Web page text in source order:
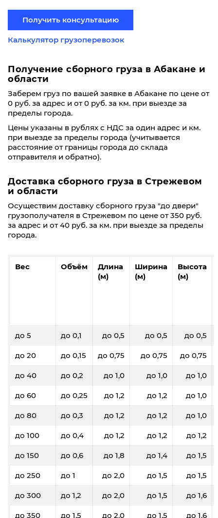
Получить консультацию
Калькулятор грузоперевозок
Получение сборного груза в Абакане и
области
Заберем груз по вашей заявке в Абакане по цене от
0 руб. за адрес и от 0 руб. за км. при выезде за
пределы города.
Цены указаны в рублях с НДС за один адрес и км.
при выезде за пределы города (учитывается
расстояние от границы города до склада
отправителя и обратно).
Доставка сборного груза в Стрежевом
и области
Осуществим доставку сборного груза "до двери"
грузополучателя в Стрежевом по цене от 350 руб.
за адрес и от 40 руб. за км. при выезде за пределы
города.
Вес Объём
Длина
(м)
Ширина
(м)
Высота
(м)
до 5 до 0,1 до 0,5 до 0,5 до 0,5
до 20 до 0,15 до 0,75 до 0,75 до 0,75
до 40 до 0,2 до 1,0 до 1,0 до 1,0
до 60 до 0,25 до 1,2 до 1,2 до 1,0
до 80 до 0,3 до 1,2 до 1,2 до 1,0
до 100 до 0,4 до 1,2 до 1,2 до 1,2
до 150 до 0,6 до 1,8 до 1,4 до 1,5
до 250 до 1 до 2,0 до 1,5 до 1,5
до 300 до 1,2 до 2,0 до 1,5 до 1,6
до 350 до 1,5 до 2,0 до 1,5 до 1,6